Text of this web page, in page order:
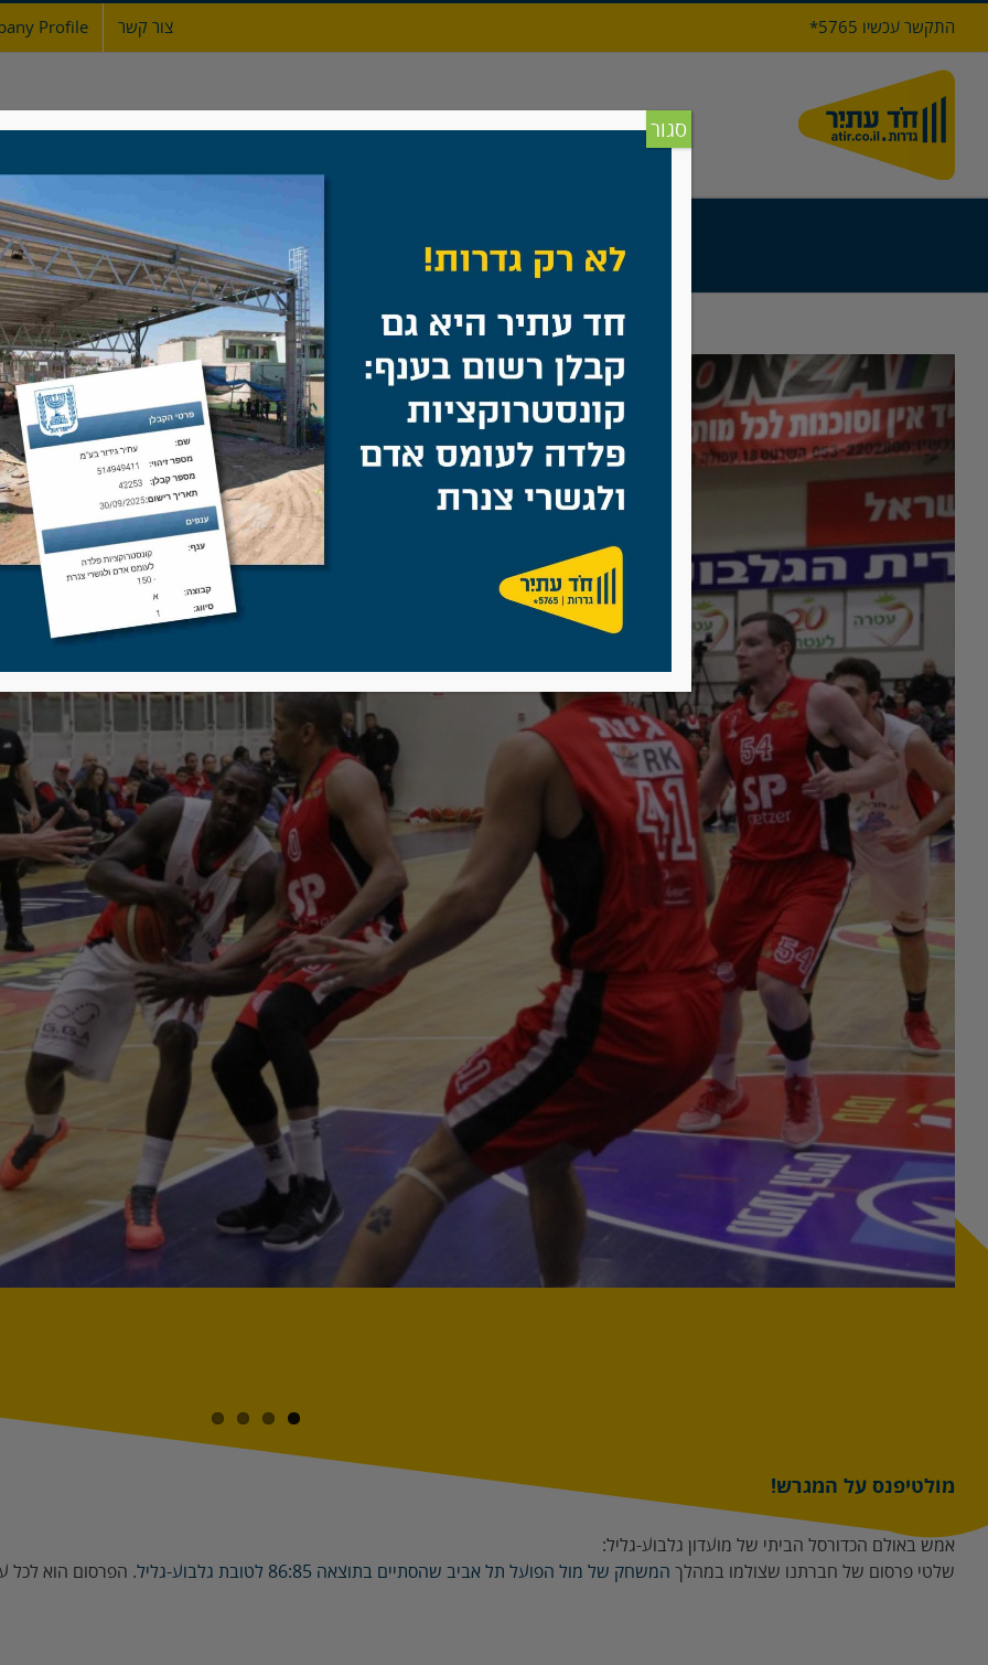
לתוכןהתקשר עכשיו 5765* צור קשר Profile
דף הבית אודות גדרות מעקות ברזל שערים
מולטיפנס על המגרש!
מה חדש מולטיפנס על המגרש!
צפה
בתמונה
מוגדלת
מולטיפנס על המגרש!
אמש באולם הכדורסל הביתי של מועדון גלבוע-גליל:
שלטי פרסום של חברתנו שצולמו במהלך המשחק של מול הפועל תל אביב שהסתיים בתוצאה 86:85 לטובת גלבוע-גליל . הפרסום הוא לכל עונת 2017-18 בכל המשחקים הביתיים
סגור